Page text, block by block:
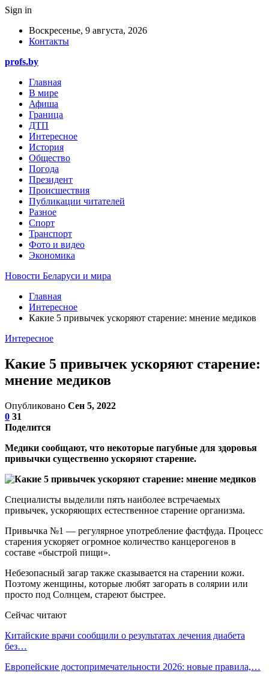
Sign in
Воскресенье, 9 августа, 2026
Контакты
profs.by
Главная
В мире
Афиша
Граница
ДТП
Интересное
История
Общество
Погода
Президент
Происшествия
Публикации читателей
Разное
Спорт
Транспорт
Фото и видео
Экономика
Новости Беларуси и мира
Главная
Интересное
Какие 5 привычек ускоряют старение: мнение медиков
Интересное
Какие 5 привычек ускоряют старение:
мнение медиков
Опубликовано Сен 5, 2022
0 31
Поделится
Медики сообщают, что некоторые пагубные для здоровья
привычки существенно ускоряют старение.
Специалисты выделили пять наиболее встречаемых
привычек, ускоряющих естественное старение организма.
Привычка №1 — регулярное употребление фастфуда. Процесс
старения ускоряет огромное количество канцерогенов в
составе «быстрой пищи».
Небезопасный загар также сказывается на старении кожи.
Поэтому женщины, которые любят загорать в солярии или
просто под Солнцем, стареют быстрее.
Сейчас читают
Китайские врачи сообщили о результатах лечения диабета
без…
Европейские достопримечательности 2026: новые правила,…